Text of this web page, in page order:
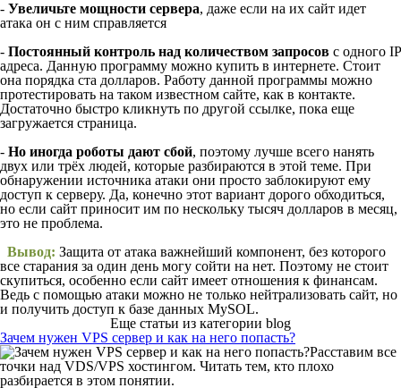
- Увеличьте мощности сервера, даже если на их сайт идет
атака он с ним справляется
- Постоянный контроль над количеством запросов с одного IP
адреса. Данную программу можно купить в интернете. Стоит
она порядка ста долларов. Работу данной программы можно
протестировать на таком известном сайте, как в контакте.
Достаточно быстро кликнуть по другой ссылке, пока еще
загружается страница.
- Но иногда роботы дают сбой, поэтому лучше всего нанять
двух или трёх людей, которые разбираются в этой теме. При
обнаружении источника атаки они просто заблокируют ему
доступ к серверу. Да, конечно этот вариант дорого обходиться,
но если сайт приносит им по нескольку тысяч долларов в месяц,
это не проблема.
Вывод: Защита от атака важнейший компонент, без которого
все старания за один день могу сойти на нет. Поэтому не стоит
скупиться, особенно если сайт имеет отношения к финансам.
Ведь с помощью атаки можно не только нейтрализовать сайт, но
и получить доступ к базе данных MySOL.
Еще статьи из категории blog
Зачем нужен VPS сервер и как на него попасть?
Расставим все
точки над VDS/VPS хостингом. Читать тем, кто плохо
разбирается в этом понятии.